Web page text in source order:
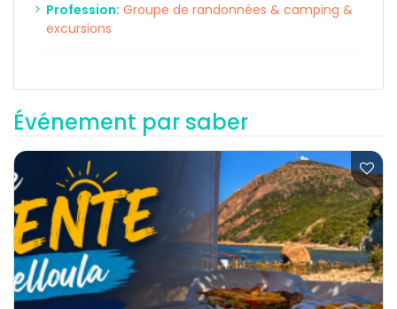
Profession: Groupe de randonnées & camping &
excursions
Événement par saber